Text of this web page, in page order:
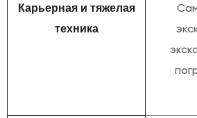
Карьерная и тяжелая
техника